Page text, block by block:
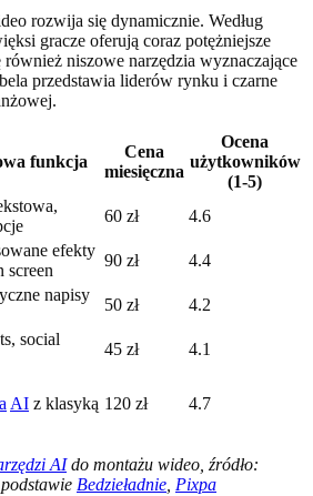
rozwija się dynamicznie. Według
gracze oferują coraz potężniejsze
niszowe narzędzia wyznaczające
przedstawia liderów rynku i czarne
funkcja
Cena
miesięczna
Ocena
użytkowników
(1-5)
60 zł 4.6
efekty
screen
90 zł 4.4
napisy
50 zł 4.2
social
45 zł
4.1
AI z klasyką 120 zł 4.7
AIdo montażu wideo, źródło:
Bedzieładnie Pixpa